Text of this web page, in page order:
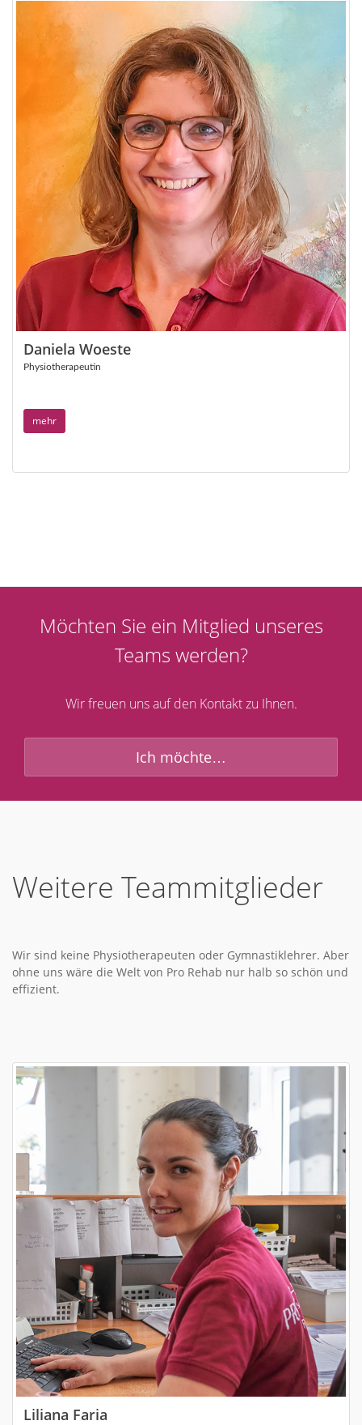
Daniela Woeste
Physiotherapeutin
mehr
Möchten Sie ein Mitglied unseres
Teams werden?
Wir freuen uns auf den Kontakt zu Ihnen.
Ich möchte…
Weitere Teammitglieder
Wir sind keine Physiotherapeuten oder Gymnastiklehrer. Aber
ohne uns wäre die Welt von Pro Rehab nur halb so schön und
effizient.
Liliana Faria